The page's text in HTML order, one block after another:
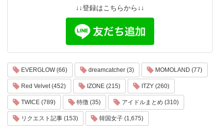
↓↓登録はこちらから↓↓
EVERGLOW (66) dreamcatcher (3) MOMOLAND (77)
Red Velvet (452) IZONE (215) ITZY (260)
TWICE (789) 特徴 (35) アイドルまとめ (310)
リクエスト記事 (153) 韓国女子 (1,675)